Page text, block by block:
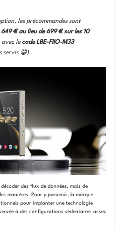
les précommandes sont
€ au lieu de 699 € sur les 10
avec le code LBE-FIIO-M33
servis 😁).
décoder des flux de données, mais de
manières. Pour y parvenir, la marque
pour implanter une technologie
à des configurations sédentaires assez